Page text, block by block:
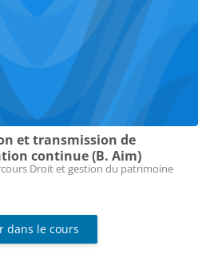
et transmission de
continue (B. Aim)
Droit et gestion du patrimoine
dans le cours